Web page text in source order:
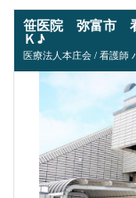
笹医院 弥富市
Ｋ♪
医療法人本庄会 / 看護師